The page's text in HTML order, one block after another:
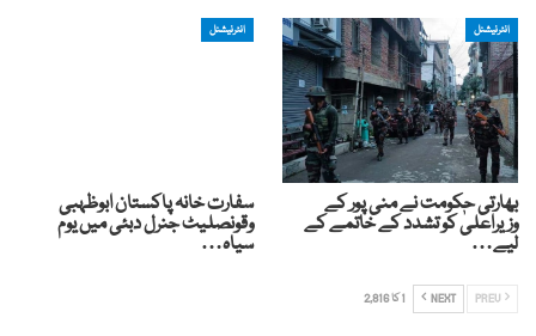
انٹرنیشنل
بھارتی حکومت نے منی پور کے
وزیراعلیٰ کو تشدد کے خاتمے کے
لیے…
انٹرنیشنل
سفارت خانہ پاکستان ابوظہبی
وقونصلیٹ جنرل دبئی میں یوم
سیاہ…
NEXT 1 کا 2,816